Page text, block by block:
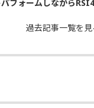
フォームしながら
過去記事一覧を見